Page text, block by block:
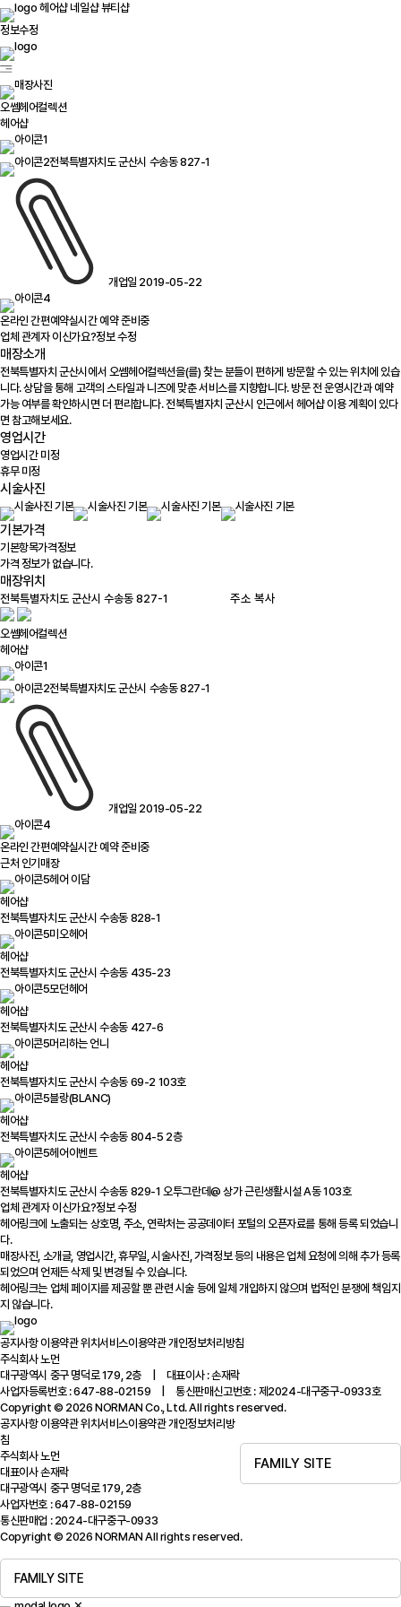
헤어샵 네일샵뷰티샵
정보수정
오쎔헤어컬렉션
헤어샵
전북특별자치도 군산시 수송동 827-1
개업일 2019-05-22
온라인 간편예약실시간 예약 준비중
업체 관계자 이신가요?정보 수정
매장소개
전북특별자치 군산시에서 오쎔헤어컬렉션을(를) 찾는 분들이 편하게 방문할 수 있는 위치에 있습
니다. 상담을 통해 고객의 스타일과 니즈에 맞춘 서비스를 지향합니다. 방문 전 운영시간과 예약
가능 여부를 확인하시면 더 편리합니다. 전북특별자치 군산시 인근에서 헤어샵 이용 계획이 있다
면 참고해보세요.
영업시간
영업시간 미정
휴무 미정
시술사진
기본가격
기본항목가격정보
가격 정보가 없습니다.
매장위치
주소 복사
오쎔헤어컬렉션
헤어샵
전북특별자치도 군산시 수송동 827-1
개업일 2019-05-22
온라인 간편예약실시간 예약 준비중
근처 인기매장
헤어 이담
헤어샵
전북특별자치도 군산시 수송동 828-1
미오헤어
헤어샵
전북특별자치도 군산시 수송동 435-23
모던헤어
헤어샵
전북특별자치도 군산시 수송동 427-6
머리하는 언니
헤어샵
전북특별자치도 군산시 수송동 69-2 103호
블랑(BLANC)
헤어샵
전북특별자치도 군산시 수송동 804-5 2층
헤어이벤트
헤어샵
전북특별자치도 군산시 수송동 829-1 오투그란데@ 상가 근린생활시설 A동 103호
업체 관계자 이신가요?정보 수정
헤어링크에 노출되는 상호명, 주소, 연락처는 공공데이터 포털의 오픈자료를 통해 등록 되었습니
다.
매장사진, 소개글, 영업시간, 휴무일, 시술사진, 가격정보 등의 내용은 업체 요청에 의해 추가 등록
되었으며 언제든 삭제 및 변경될 수 있습니다.
헤어링크는 업체 페이지를 제공할 뿐 관련 시술 등에 일체 개입하지 않으며 법적인 분쟁에 책임지
지 않습니다.
공지사항이용약관위치서비스이용약관개인정보처리방침
주식회사 노먼
대구광역시 중구 명덕로 179, 2층 | 대표이사 : 손재락
사업자등록번호 : 647-88-02159 | 통신판매신고번호 : 제2024-대구중구-0933호
Copyright © 2026 NORMAN Co., Ltd. All rights reserved.
FAMILY SITE
공지사항이용약관위치서비스이용약관개인정보처리방
침
주식회사 노먼
대표이사 손재락
대구광역시 중구 명덕로 179, 2층
사업자번호 : 647-88-02159
통신판매업 : 2024-대구중구-0933
Copyright © 2026 NORMAN All rights reserved.
FAMILY SITE